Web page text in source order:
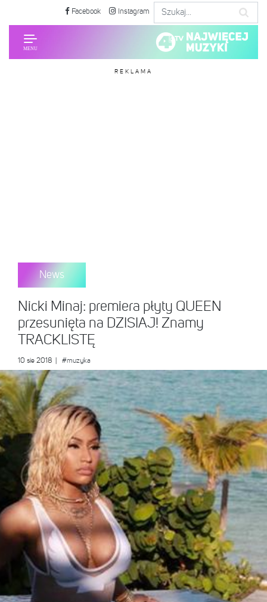
Facebook Instagram
REKLAMA
News
Nicki Minaj: premiera płyty QUEEN
przesunięta na DZISIAJ! Znamy
TRACKLISTĘ
10 sie 2018 #muzyka